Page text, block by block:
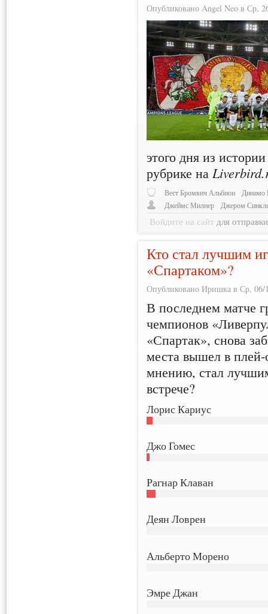
Опубликовано Angel Neo в Ср,
этого дня из
рубрике на
Вест Бромвич Альбион
Динамо
Джеймс Милнер
Джером
Войдите на сайт для
Кто стал лучшим
«Спартаком»?
Опубликовано Иришка в Ср, 06/
В последнем матче
чемпионов
«Спартак», снова
места вышел в
мнению, стал
встрече?
Лорис Кариус
Джо Гомес
Рагнар Клаван
Деян Ловрен
Альберто Морено
Эмре Джан